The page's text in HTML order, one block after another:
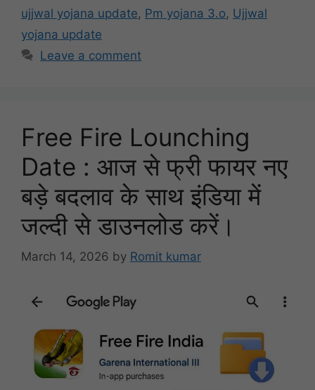
ujjwal yojana update, Pm yojana 3.o, Ujjwal
yojana update
Leave a comment
Free Fire Lounching
Date : आज से फ्री फायर नए
बड़े बदलाव के साथ इंडिया में
जल्दी से डाउनलोड करें।
March 14, 2026 by Romit kumar